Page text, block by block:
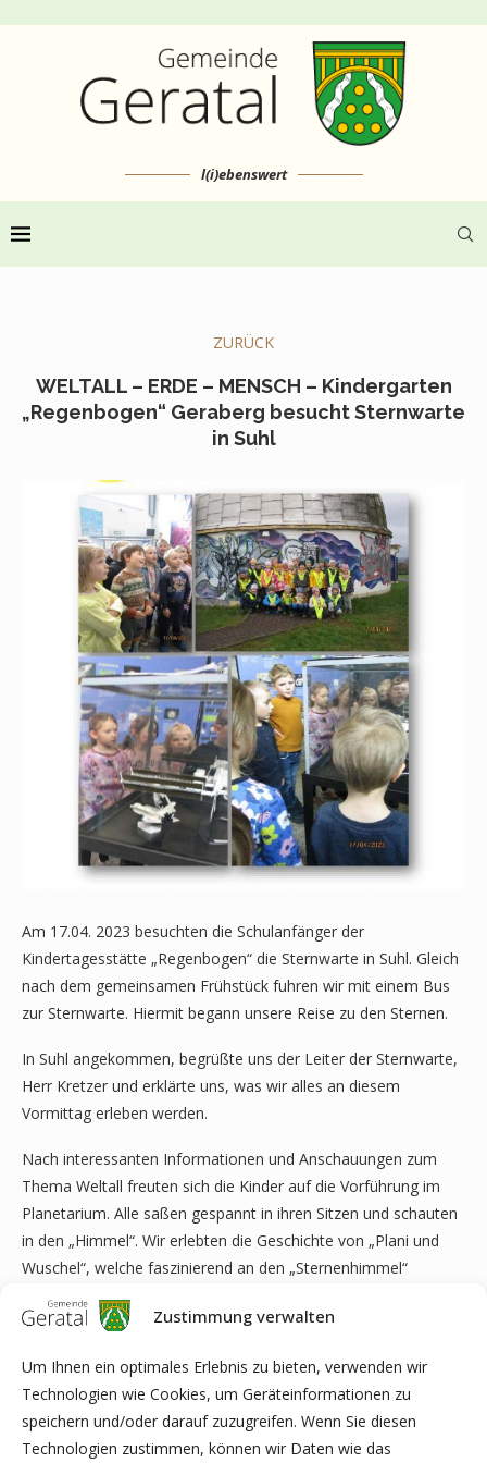
Zustimmung verwalten
Um Ihnen ein optimales Erlebnis zu bieten, verwenden wir
Technologien wie Cookies, um Geräteinformationen zu
speichern und/oder darauf zuzugreifen. Wenn Sie diesen
Technologien zustimmen, können wir Daten wie das
l(i)ebenswert
ZURÜCK
WELTALL – ERDE – MENSCH – Kindergarten
„Regenbogen“ Geraberg besucht Sternwarte
in Suhl
Am 17.04. 2023 besuchten die Schulanfänger der
Kindertagesstätte „Regenbogen“ die Sternwarte in Suhl. Gleich
nach dem gemeinsamen Frühstück fuhren wir mit einem Bus
zur Sternwarte. Hiermit begann unsere Reise zu den Sternen.
In Suhl angekommen, begrüßte uns der Leiter der Sternwarte,
Herr Kretzer und erklärte uns, was wir alles an diesem
Vormittag erleben werden.
Nach interessanten Informationen und Anschauungen zum
Thema Weltall freuten sich die Kinder auf die Vorführung im
Planetarium. Alle saßen gespannt in ihren Sitzen und schauten
in den „Himmel“. Wir erlebten die Geschichte von „Plani und
Wuschel“, welche faszinierend an den „Sternenhimmel“
Sternenbilder. Plötzlich fielen Sternschnuppen vom „Himmel“.
Das war sehr beeindruckend.
Was sich unsere Kinder und Erzieherinnen gewünscht haben,